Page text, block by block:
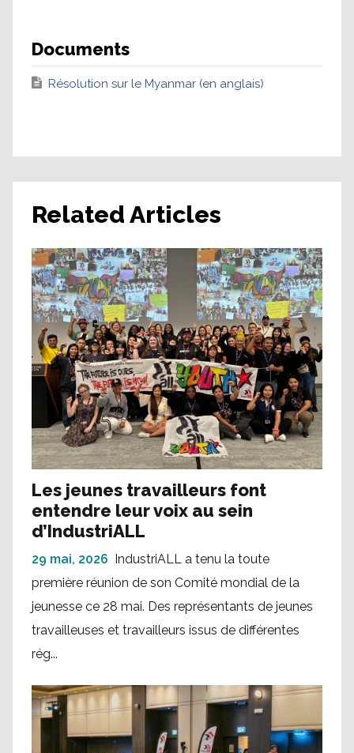
Documents
Résolution sur le Myanmar (en anglais)
Related Articles
Les jeunes travailleurs font
entendre leur voix au sein
d’IndustriALL
29 mai, 2026 IndustriALL a tenu la toute
première réunion de son Comité mondial de la
jeunesse ce 28 mai. Des représentants de jeunes
travailleuses et travailleurs issus de différentes
rég...